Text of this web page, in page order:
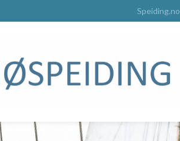
Speiding.no